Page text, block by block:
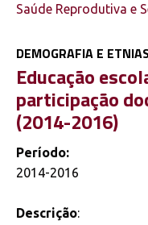
Saúde Reprodutiva e
DEMOGRAFIA E
Educação
participação
(2014-2016)
Período:
2014-2016
Descrição: